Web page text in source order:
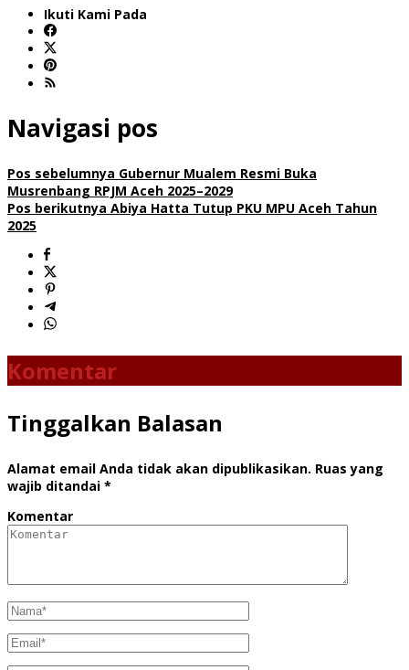
Ikuti Kami Pada
Navigasi pos
Pos sebelumnya Gubernur Mualem Resmi Buka
Musrenbang RPJM Aceh 2025–2029
Pos berikutnya Abiya Hatta Tutup PKU MPU Aceh Tahun
2025
Komentar
Tinggalkan Balasan
Alamat email Anda tidak akan dipublikasikan. Ruas yang
wajib ditandai *
Komentar